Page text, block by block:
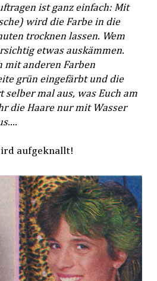
ist ganz einfach: Mit
wird die Farbe in die
trocknen lassen. Wem
etwas auskämmen.
mit anderen Farben
grün eingefärbt und die
mal aus, was Euch am
die Haare nur mit Wasser
aufgeknallt!